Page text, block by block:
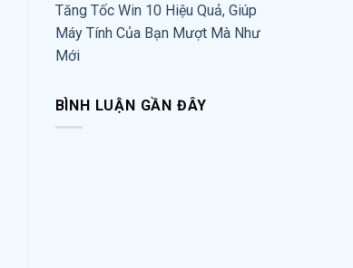
Tăng Tốc Win 10 Hiệu Quả, Giúp
Máy Tính Của Bạn Mượt Mà Như
Mới
BÌNH LUẬN GẦN ĐÂY